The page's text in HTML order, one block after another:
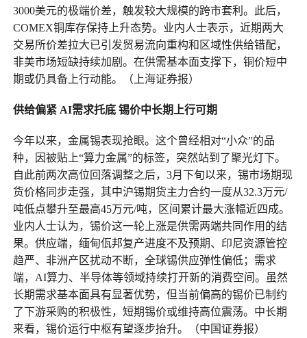
3000美元的极端价差，触发较大规模的跨市套利。此后，
COMEX铜库存保持上升态势。业内人士表示，近期两大
交易所价差拉大已引发贸易流向重构和区域性供给错配，
非美市场短缺持续加剧。在供需基本面支撑下，铜价短中
期或仍具备上行动能。（上海证券报）
供给偏紧 AI需求托底 锡价中长期上行可期
今年以来，金属锡表现抢眼。这个曾经相对“小众”的品
种，因被贴上“算力金属”的标签，突然站到了聚光灯下。
自此前两次高位回落调整之后，3月下旬以来，锡市场期现
货价格同步走强，其中沪锡期货主力合约一度从32.3万元/
吨低点攀升至最高45万元/吨，区间累计最大涨幅近四成。
业内人士认为，锡价这一轮上涨是供需两端共同作用的结
果。供应端，缅甸佤邦复产进度不及预期、印尼资源管控
趋严、非洲产区扰动不断，全球锡供应弹性偏低；需求
端，AI算力、半导体等领域持续打开新的消费空间。虽然
长期需求基本面具有显著优势，但当前偏高的锡价已制约
了下游采购的积极性，短期锡价或维持高位震荡。中长期
来看，锡价运行中枢有望逐步抬升。（中国证券报）